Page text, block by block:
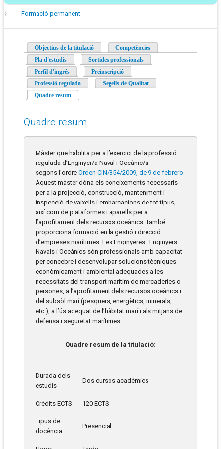
Formació permanent
Objectius de la titulació
Competències
Pla d'estudis
Sortides professionals
Perfil d'ingrés
Preinscripció
Professió regulada
Segells de Qualitat
Quadre resum
Quadre resum
Màster que habilita per a l’exercici de la professió
regulada d’Enginyer/a Naval i Oceànic/a
segons l'ordre Orden CIN/354/2009, de 9 de febrero.
Aquest màster dóna els coneixements necessaris
per a la projecció, construcció, manteniment i
inspecció de vaixells i embarcacions de tot tipus,
així com de plataformes i aparells per a
l’aprofitament dels recursos oceànics. També
proporciona formació en la gestió i direcció
d’empreses marítimes. Les Enginyeres i Enginyers
Navals i Oceànics són professionals amb capacitat
per concebre i desenvolupar solucions tècniques
econòmicament i ambiental adequades a les
necessitats del transport marítim de mercaderies o
persones, a l’aprofitament dels recursos oceànics i
del subsòl marí (pesquers, energètics, minerals,
etc.), a l’ús adequat de l’hàbitat marí i als mitjans de
defensa i seguretat marítimes.
Quadre resum de la titulació:
Durada dels
estudis
Dos cursos acadèmics
Crèdits ECTS 120 ECTS
Tipus de
docència
Presencial